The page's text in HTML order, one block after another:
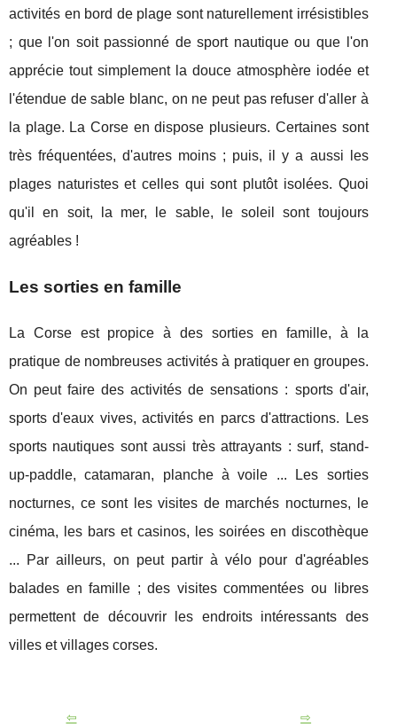
activités en bord de plage sont naturellement irrésistibles
; que l'on soit passionné de sport nautique ou que l'on
apprécie tout simplement la douce atmosphère iodée et
l'étendue de sable blanc, on ne peut pas refuser d'aller à
la plage. La Corse en dispose plusieurs. Certaines sont
très fréquentées, d'autres moins ; puis, il y a aussi les
plages naturistes et celles qui sont plutôt isolées. Quoi
qu'il en soit, la mer, le sable, le soleil sont toujours
agréables !
Les sorties en famille
La Corse est propice à des sorties en famille, à la
pratique de nombreuses activités à pratiquer en groupes.
On peut faire des activités de sensations : sports d'air,
sports d'eaux vives, activités en parcs d'attractions. Les
sports nautiques sont aussi très attrayants : surf, stand-
up-paddle, catamaran, planche à voile ... Les sorties
nocturnes, ce sont les visites de marchés nocturnes, le
cinéma, les bars et casinos, les soirées en discothèque
... Par ailleurs, on peut partir à vélo pour d'agréables
balades en famille ; des visites commentées ou libres
permettent de découvrir les endroits intéressants des
villes et villages corses.